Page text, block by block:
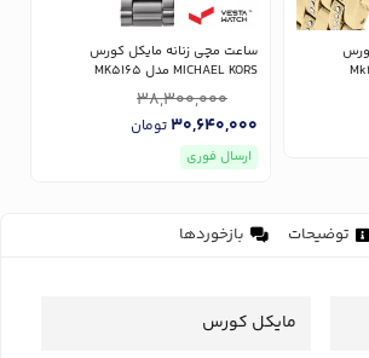
ساعت مچی زنانه مایکل کورس
MICHAEL KORS مدل MK5165
38,300,000
30,640,000تومان
ارسال فوری
توضیحات بازخوردها
مایکل کورس